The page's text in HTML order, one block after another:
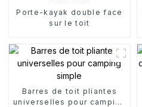
Porte-kayak double face
sur le toit
Barres de toit pliantes
universelles pour camping